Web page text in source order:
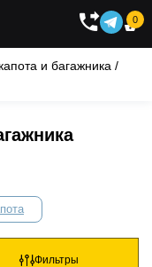

0
и багажника /
Фильтры